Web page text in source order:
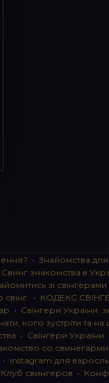
• Знайомства для
Свинг знакомства в
зі свінгерами
• КОДЕКС
• Свінгери України:
кого зустріти та
• Свінгери України
со свинегарми
• instagram для
Клуб свингеров •